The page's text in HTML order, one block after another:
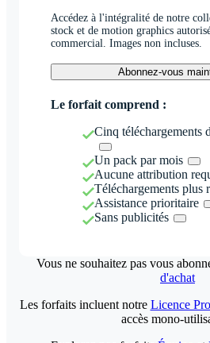
Accédez à l'intégralité de notre
stock et de motion graphics
commercial. Images non incluses.
Abonnez-vous
Le forfait comprend :
Cinq téléchargements
Un pack par mois
Aucune attribution
Téléchargements plus
Assistance prioritaire
Sans publicités
Vous ne souhaitez pas vous
d'achat
Les forfaits incluent notre Licence
accès mono-